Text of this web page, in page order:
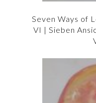
Seven Ways of
VI | Sieben